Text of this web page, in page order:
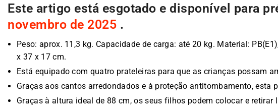
Este artigo está esgotado e disponível para
novembro de 2025 .
Peso: aprox. 11,3 kg. Capacidade de carga: até 20 kg. Material:
x 37 x 17 cm.
Está equipado com quatro prateleiras para que as crianças possam
Graças aos cantos arredondados e à proteção antitombamento, esta
Graças à altura ideal de 88 cm, os seus filhos podem colocar e